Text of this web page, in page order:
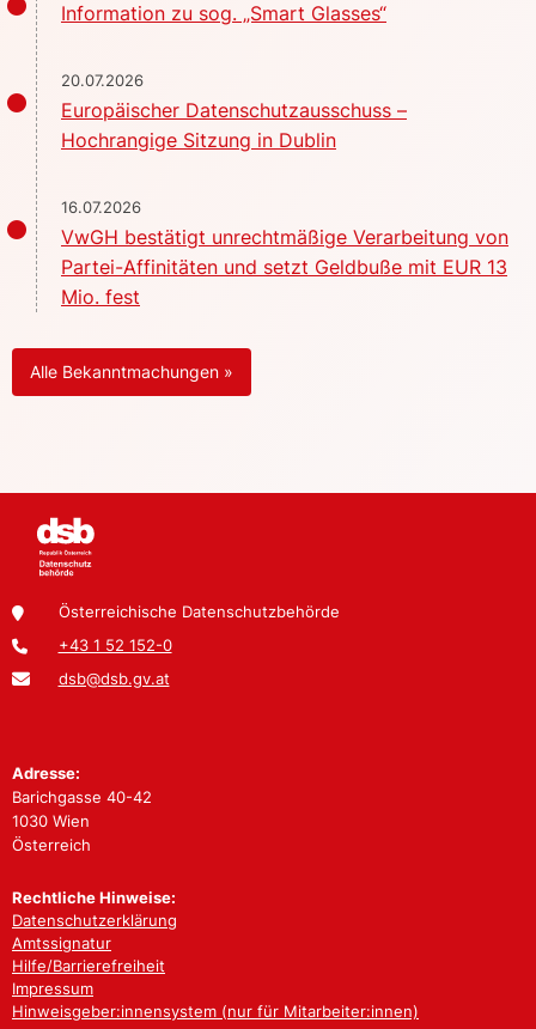
Information zu sog. „Smart Glasses“
20.07.2026
Europäischer Datenschutzausschuss –
Hochrangige Sitzung in Dublin
16.07.2026
VwGH bestätigt unrechtmäßige Verarbeitung von
Partei-Affinitäten und setzt Geldbuße mit EUR 13
Mio. fest
Alle Bekanntmachungen »
Österreichische Datenschutzbehörde
+43 1 52 152-0
dsb@dsb.gv.at
Adresse:
Barichgasse 40-42
1030 Wien
Österreich
Rechtliche Hinweise:
Datenschutzerklärung
Amtssignatur
Hilfe/Barrierefreiheit
Impressum
Hinweisgeber:innensystem (nur für Mitarbeiter:innen)